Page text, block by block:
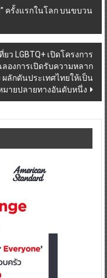
ครั้งแรกในโลก บนขบวน
ว LGBTQ+ เปิดโครงการ
ลองการเปิดรับความหลาก
ลักดันประเทศไทยให้เป็น
มายปลายทางอันดับหนึ่ง